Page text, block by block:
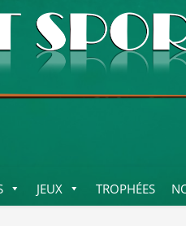
JEUX TROPHÉES